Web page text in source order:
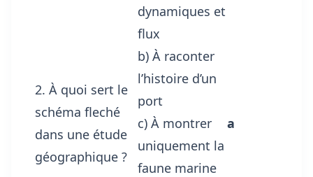
2. À quoi sert le
schéma fleché
dans une étude
géographique ?
dynamiques et
flux
b) À raconter
l’histoire d’un
port
c) À montrer
uniquement la
faune marine
a